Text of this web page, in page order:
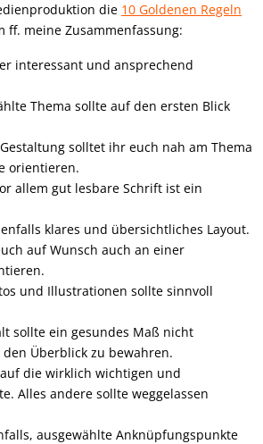
die 10 Goldenen Regeln
ff. meine Zusammenfassung:
interessant und ansprechend
Thema sollte auf den ersten Blick
solltet ihr euch nah am Thema
orientieren.
allem gut lesbare Schrift ist ein
klares und übersichtliches Layout.
auf Wunsch auch an einer
und Illustrationen sollte sinnvoll
sollte ein gesundes Maß nicht
Überblick zu bewahren.
die wirklich wichtigen und
Alles andere sollte weggelassen
ausgewählte Anknüpfungspunkte